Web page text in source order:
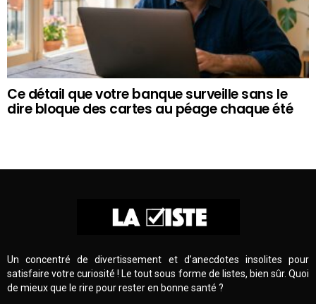
Ce détail que votre banque surveille sans le
dire bloque des cartes au péage chaque été
Un concentré de divertissement et d’anecdotes insolites pour
satisfaire votre curiosité ! Le tout sous forme de listes, bien sûr. Quoi
de mieux que le rire pour rester en bonne santé ?